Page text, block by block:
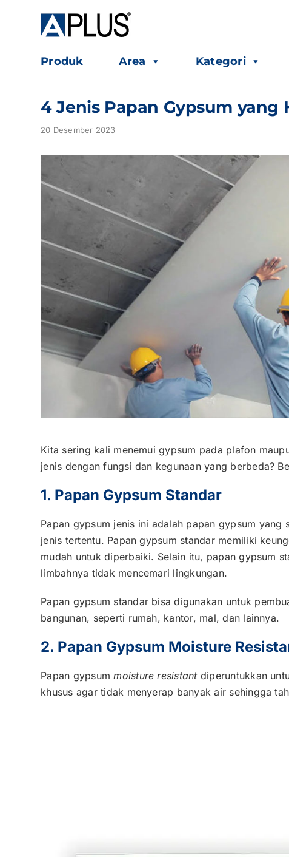
Produk Area Kategori
4 Jenis Papan Gypsum yang
20 Desember 2023
Kita sering kali menemui gypsum pada plafon
jenis dengan fungsi dan kegunaan yang berbeda?
1. Papan Gypsum Standar
Papan gypsum jenis ini adalah papan gypsum
jenis tertentu. Papan gypsum standar memiliki
mudah untuk diperbaiki. Selain itu, papan gypsum
limbahnya tidak mencemari lingkungan.
Papan gypsum standar bisa digunakan untuk
bangunan, seperti rumah, kantor, mal, dan lainnya.
2. Papan Gypsum Moisture
Papan gypsummoisture resistantdiperuntukkan
khusus agar tidak menyerap banyak air sehingga